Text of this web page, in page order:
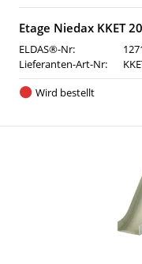
Etage Niedax KKET
ELDAS®-Nr:
Lieferanten-Art-Nr:
Wird bestellt